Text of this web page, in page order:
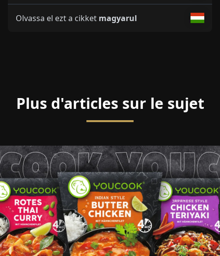
Olvassa el ezt a cikket magyarul
Plus d'articles sur le sujet